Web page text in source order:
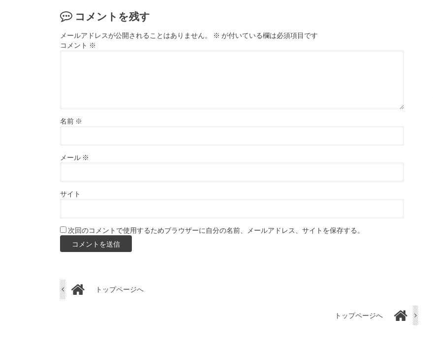
コメントを残す
メールアドレスが公開されることはありません。 ※ が付いている欄は必須項目です
コメント ※
名前 ※
メール ※
サイト
次回のコメントで使用するためブラウザーに自分の名前、メールアドレス、サイトを保存する。
トップページへ
トップページへ